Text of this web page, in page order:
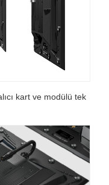
kart ve modülü tek